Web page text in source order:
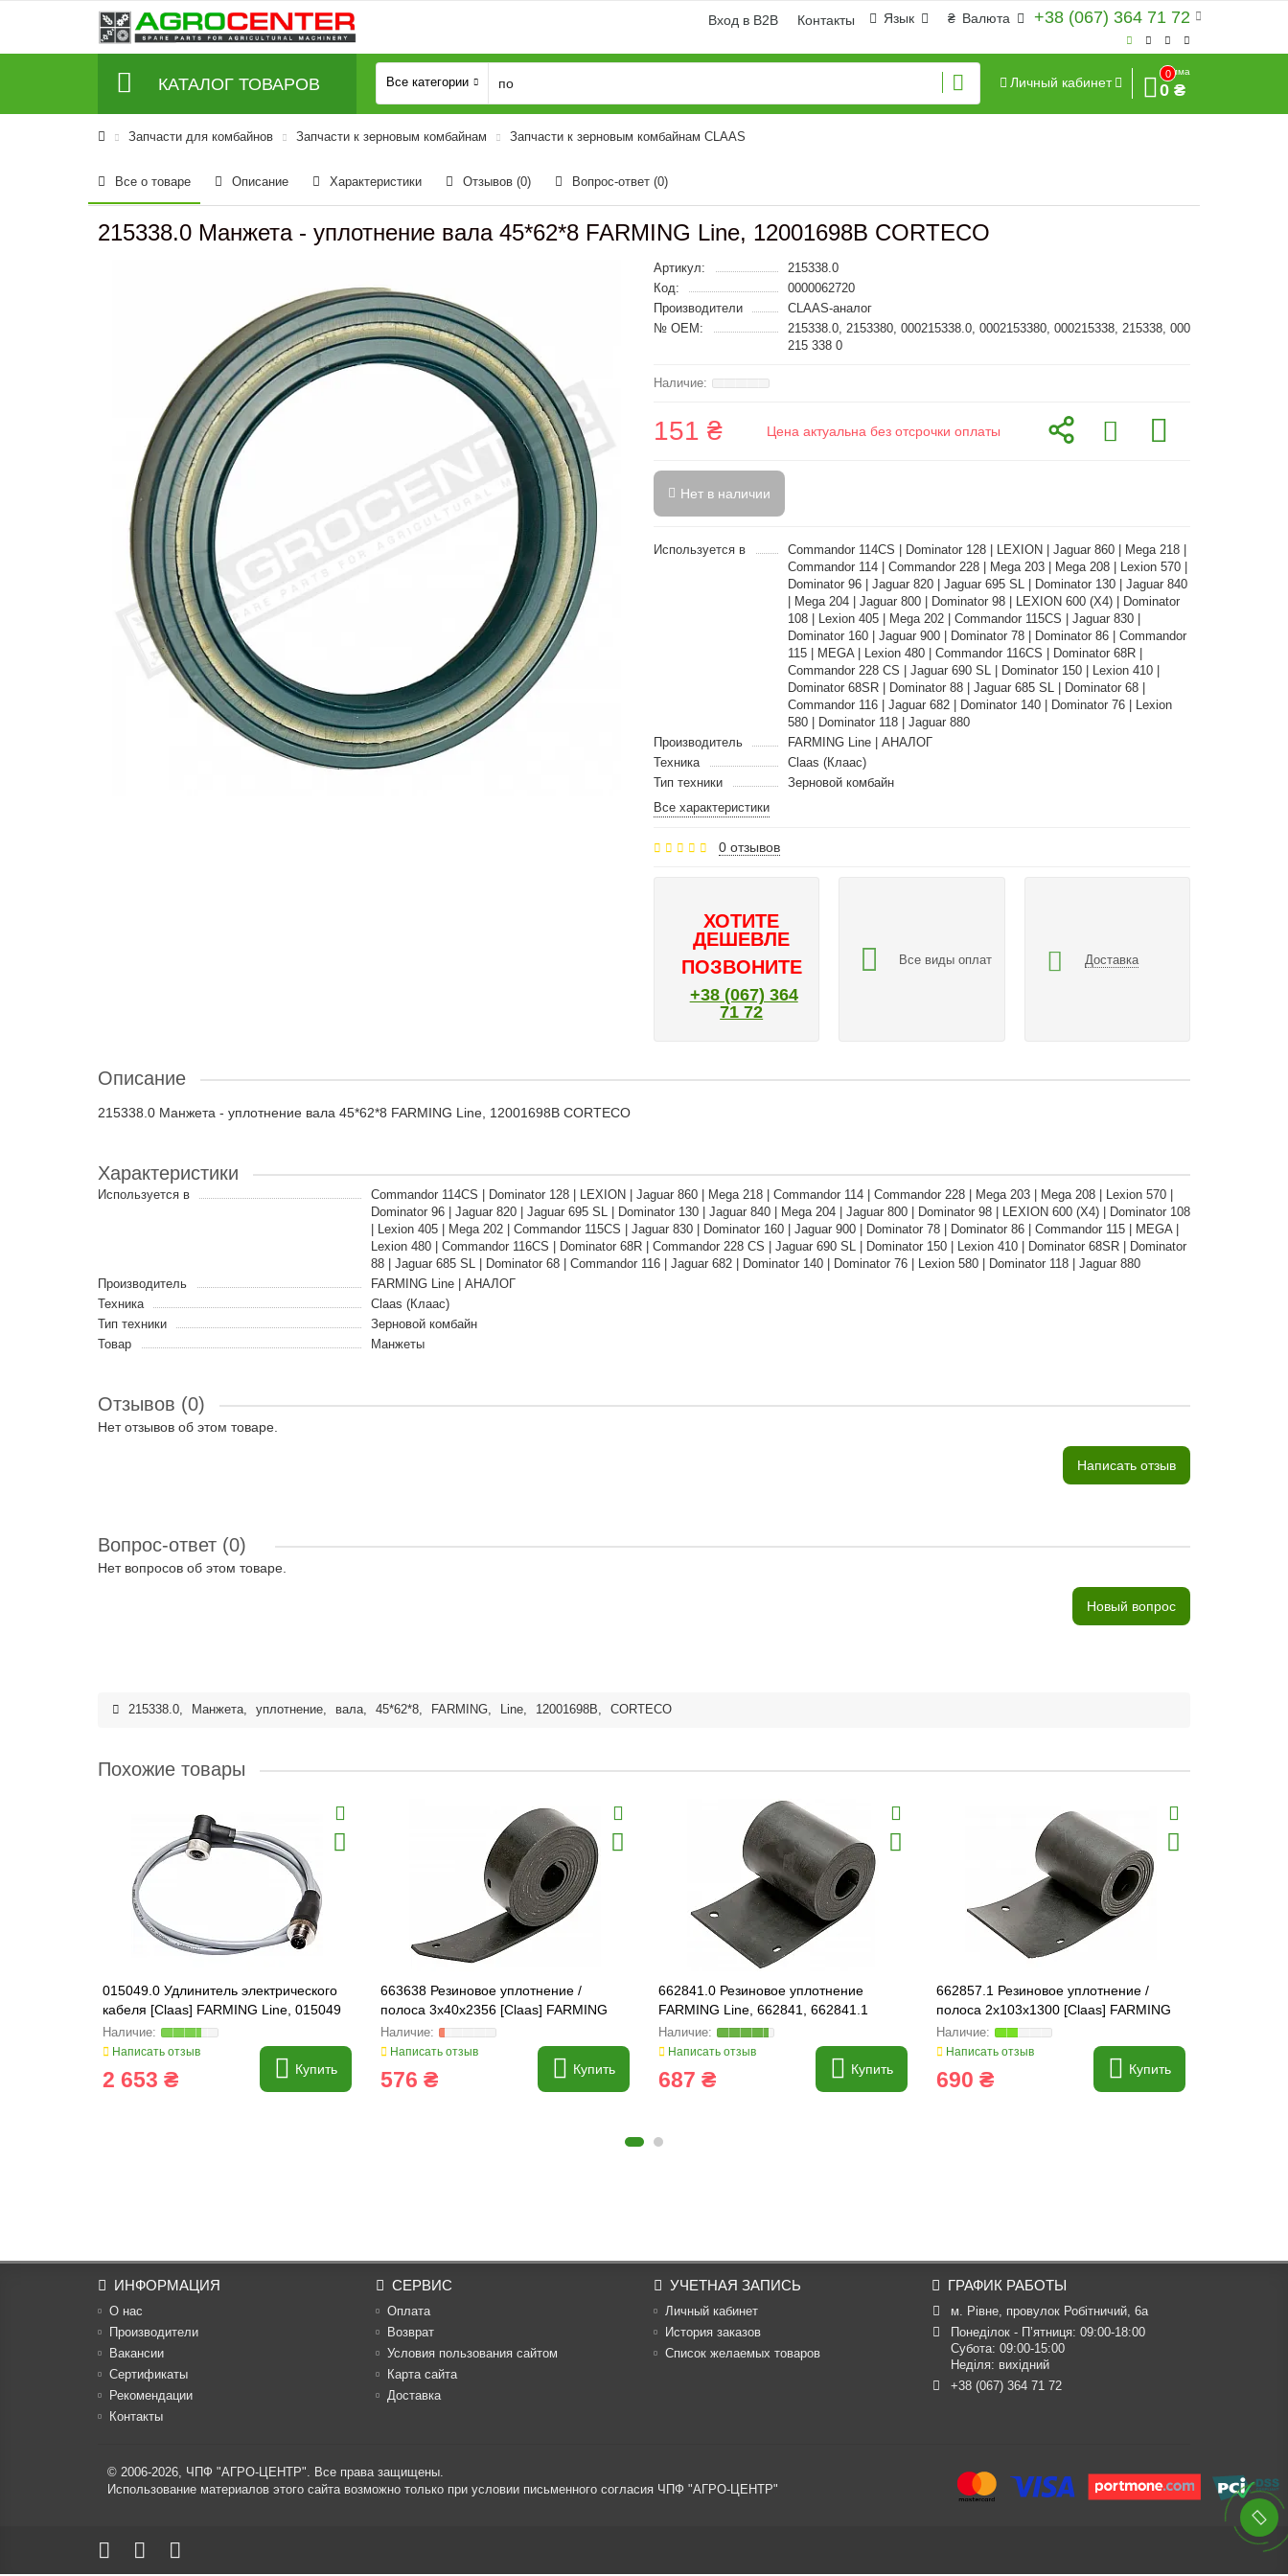
+38 (067) 364 71 72
₴ Валюта
Язык
Вход в B2B Контакты
КАТАЛОГ ТОВАРОВ Все категории Личный кабинет
0
Сумма
0 ₴
Запчасти для комбайнов Запчасти к зерновым комбайнам Запчасти к зерновым комбайнам CLAAS
Все о товаре Описание Характеристики Отзывов (0) Вопрос-ответ (0)
215338.0 Манжета - уплотнение вала 45*62*8 FARMING Line, 12001698B CORTECO
Артикул:
215338.0
Код:
0000062720
Производители
CLAAS-аналог
№ OEM:
215338.0, 2153380, 000215338.0, 0002153380, 000215338, 215338, 000
215 338 0
151 ₴ Цена актуальна без отсрочки оплаты
Нет в наличии
Используется в
Commandor 114CS | Dominator 128 | LEXION | Jaguar 860 | Mega 218 |
Commandor 114 | Commandor 228 | Mega 203 | Mega 208 | Lexion 570 |
Dominator 96 | Jaguar 820 | Jaguar 695 SL | Dominator 130 | Jaguar 840
| Mega 204 | Jaguar 800 | Dominator 98 | LEXION 600 (X4) | Dominator
108 | Lexion 405 | Mega 202 | Commandor 115CS | Jaguar 830 |
Dominator 160 | Jaguar 900 | Dominator 78 | Dominator 86 | Commandor
115 | MEGA | Lexion 480 | Commandor 116CS | Dominator 68R |
Commandor 228 CS | Jaguar 690 SL | Dominator 150 | Lexion 410 |
Dominator 68SR | Dominator 88 | Jaguar 685 SL | Dominator 68 |
Commandor 116 | Jaguar 682 | Dominator 140 | Dominator 76 | Lexion
580 | Dominator 118 | Jaguar 880
Производитель
FARMING Line | АНАЛОГ
Техника
Claas (Клаас)
Тип техники
Зерновой комбайн
Все характеристики
0 отзывов
ХОТИТЕ
ДЕШЕВЛЕ
ПОЗВОНИТЕ
+38 (067) 364
71 72
Все виды оплат Доставка
Описание
215338.0 Манжета - уплотнение вала 45*62*8 FARMING Line, 12001698B CORTECO
Характеристики
Используется в
Commandor 114CS | Dominator 128 | LEXION | Jaguar 860 | Mega 218 | Commandor 114 | Commandor 228 | Mega 203 | Mega 208 | Lexion 570 |
Dominator 96 | Jaguar 820 | Jaguar 695 SL | Dominator 130 | Jaguar 840 | Mega 204 | Jaguar 800 | Dominator 98 | LEXION 600 (X4) | Dominator 108
| Lexion 405 | Mega 202 | Commandor 115CS | Jaguar 830 | Dominator 160 | Jaguar 900 | Dominator 78 | Dominator 86 | Commandor 115 | MEGA |
Lexion 480 | Commandor 116CS | Dominator 68R | Commandor 228 CS | Jaguar 690 SL | Dominator 150 | Lexion 410 | Dominator 68SR | Dominator
88 | Jaguar 685 SL | Dominator 68 | Commandor 116 | Jaguar 682 | Dominator 140 | Dominator 76 | Lexion 580 | Dominator 118 | Jaguar 880
Производитель
FARMING Line | АНАЛОГ
Техника
Claas (Клаас)
Тип техники
Зерновой комбайн
Товар
Манжеты
Отзывов (0)
Нет отзывов об этом товаре.
Написать отзыв
Вопрос-ответ (0)
Нет вопросов об этом товаре.
Новый вопрос
215338.0, Манжета, уплотнение, вала, 45*62*8, FARMING, Line, 12001698B, CORTECO
Похожие товары
015049.0 Удлинитель электрического
кабеля [Claas] FARMING Line, 015049
Написать отзыв
2 653 ₴ Купить
663638 Резиновое уплотнение /
полоса 3x40x2356 [Claas] FARMING
Line, 663638.0
Написать отзыв
576 ₴ Купить
662841.0 Резиновое уплотнение
FARMING Line, 662841, 662841.1
Написать отзыв
687 ₴ Купить
662857.1 Резиновое уплотнение /
полоса 2x103x1300 [Claas] FARMING
Line, 662857
Написать отзыв
690 ₴ Купить
ИНФОРМАЦИЯ
О нас
Производители
Вакансии
Cертификаты
Рекомендации
Контакты
СЕРВИС
Оплата
Возврат
Условия пользования сайтом
Карта сайта
Доставка
УЧЕТНАЯ ЗАПИСЬ
Личный кабинет
История заказов
Список желаемых товаров
ГРАФИК РАБОТЫ
м. Рівне, провулок Робітничий, 6а
Понеділок - П’ятниця: 09:00-18:00
Субота: 09:00-15:00
Неділя: вихідний
+38 (067) 364 71 72
© 2006-2026, ЧПФ "АГРО-ЦЕНТР". Все права защищены.
Использование материалов этого сайта возможно только при условии письменного согласия ЧПФ "АГРО-ЦЕНТР"